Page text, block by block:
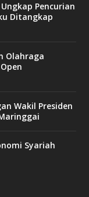
Pencurian
Ditangkap
Olahraga
Wakil Presiden
Syariah